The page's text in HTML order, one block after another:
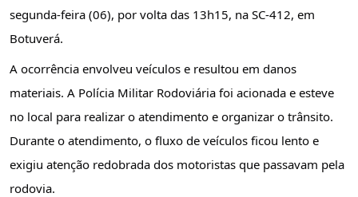
segunda-feira (06), por volta das 13h15, na SC-412, em
Botuverá.
A ocorrência envolveu veículos e resultou em danos
materiais. A Polícia Militar Rodoviária foi acionada e esteve
no local para realizar o atendimento e organizar o trânsito.
Durante o atendimento, o fluxo de veículos ficou lento e
exigiu atenção redobrada dos motoristas que passavam pela
rodovia.